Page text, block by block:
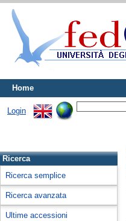
Home
Login
Ricerca
Ricerca semplice
Ricerca avanzata
Ultime accessioni